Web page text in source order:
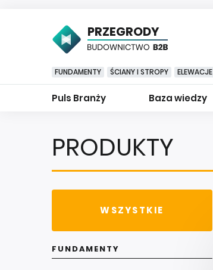
PRZEGRODY
FUNDAMENTY ŚCIANY I STROPY ELEWACJE
Puls Branży Baza wiedzy
PRODUKTY
WSZYSTKIE
FUNDAMENTY